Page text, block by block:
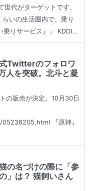
世代がターゲットです。
いの生活圏内で、乗り
乗りサービス』」 KDDI...
式Twitterのフォロワ
人を突破。北斗と凝
の販売が決定。10月30日
『原神』
の名づけの際に「参
」は？ 猫飼いさん